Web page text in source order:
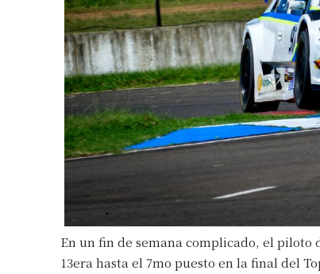
En un fin de semana complicado, el piloto
13era hasta el 7mo puesto en la final del